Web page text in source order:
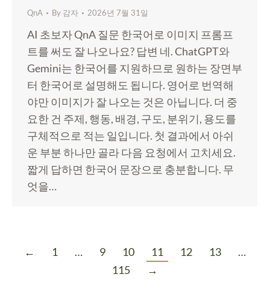
QnA By 감자 2026년 7월 31일
AI 초보자 QnA 질문 한국어로 이미지 프롬프
트를 써도 잘 나오나요? 답변 네. ChatGPT와
Gemini는 한국어를 지원하므로 원하는 장면부
터 한국어로 설명해도 됩니다. 영어로 번역해
야만 이미지가 잘 나오는 것은 아닙니다. 더 중
요한 건 주제, 행동, 배경, 구도, 분위기, 용도를
구체적으로 적는 일입니다. 첫 결과에서 아쉬
운 부분 하나만 골라 다음 요청에서 고치세요.
짧게 답하면 한국어 문장으로 충분합니다. 무
엇을…
← 1 … 9 10 11 12 13
…
115
→